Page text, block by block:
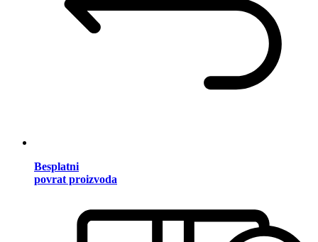
Besplatni
povrat proizvoda